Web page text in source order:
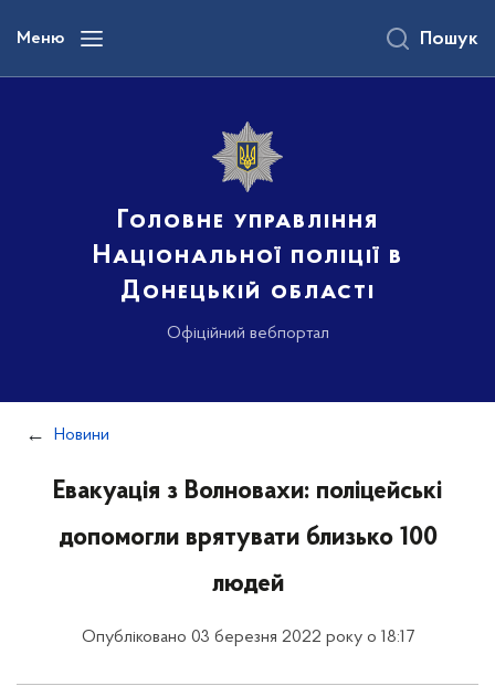
вмісту
Меню
Головне управління
Національної поліції в
Донецькій області
Офіційний вебпортал
Пошук
Новини
Евакуація з Волновахи: поліцейські
допомогли врятувати близько 100
людей
Опубліковано 03 березня 2022 року о 18:17